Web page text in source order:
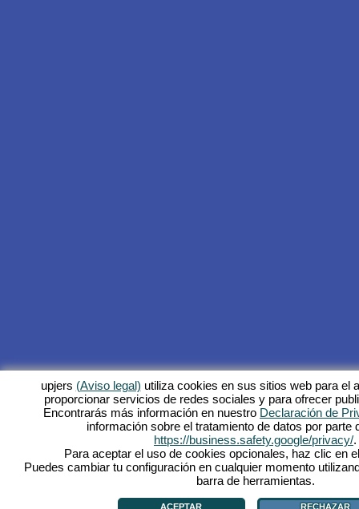
upjers (Aviso legal) utiliza cookies en sus sitios web para el
proporcionar servicios de redes sociales y para ofrecer
Encontrarás más información en nuestro Declaración de
información sobre el tratamiento de datos por parte
https://business.safety.google/privacy/.
Para aceptar el uso de cookies opcionales, haz clic en
Puedes cambiar tu configuración en cualquier momento
barra de herramientas.
ACEPTAR RECHAZAR